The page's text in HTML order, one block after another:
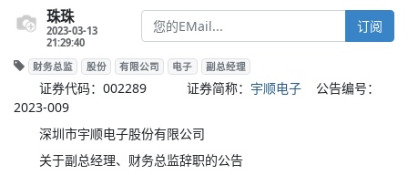
珠珠
2023-03-13
21:29:40
订阅
财务总监 股份 有限公司 电子 副总经理
证券代码：002289 证券简称： 宇顺电子 公告编号：
2023-009
深圳市宇顺电子股份有限公司
关于副总经理、财务总监辞职的公告